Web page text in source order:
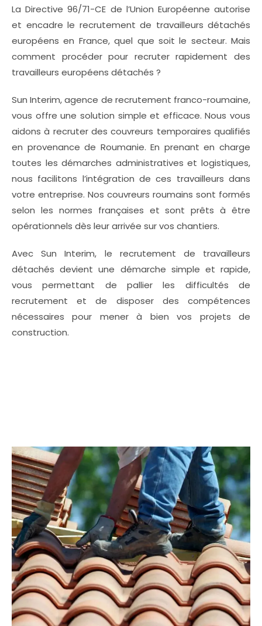
La Directive 96/71-CE de l’Union Européenne autorise
et encadre le recrutement de travailleurs détachés
européens en France, quel que soit le secteur. Mais
comment procéder pour recruter rapidement des
travailleurs européens détachés ?
Sun Interim, agence de recrutement franco-roumaine,
vous offre une solution simple et efficace. Nous vous
aidons à recruter des couvreurs temporaires qualifiés
en provenance de Roumanie. En prenant en charge
toutes les démarches administratives et logistiques,
nous facilitons l’intégration de ces travailleurs dans
votre entreprise. Nos couvreurs roumains sont formés
selon les normes françaises et sont prêts à être
opérationnels dès leur arrivée sur vos chantiers.
Avec Sun Interim, le recrutement de travailleurs
détachés devient une démarche simple et rapide,
vous permettant de pallier les difficultés de
recrutement et de disposer des compétences
nécessaires pour mener à bien vos projets de
construction.